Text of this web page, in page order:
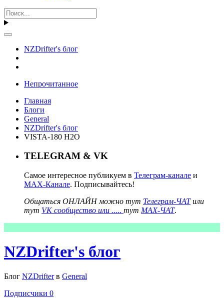
NZDrifter's блог
Непрочитанное
Главная
Блоги
General
NZDrifter's блог
VISTA-180 H2O
TELEGRAM & VK
Самое интересное публикуем в Телеграм-канале и
MAX-Канале. Подписывайтесь!
Общаться ОНЛАЙН можно тут Телеграм-ЧАТили
тут VK сообщество или ..... тут MAX-ЧАТ.
NZDrifter's блог
Блог NZDrifterв General
Подписчики 0